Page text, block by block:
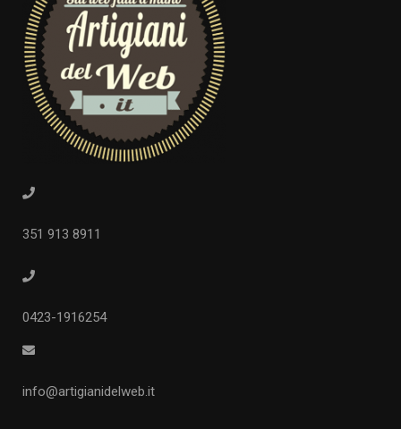
351 913 8911
0423-1916254
info@artigianidelweb.it